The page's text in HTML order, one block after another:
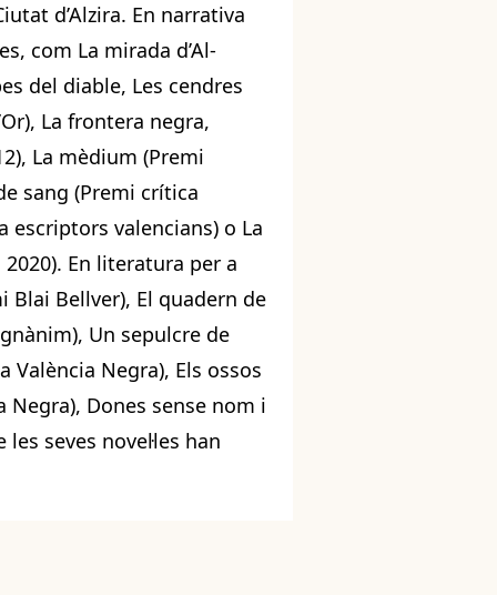
d’Alzira. En narrativa
com La mirada d’Al-
del diable, Les cendres
La frontera negra,
La mèdium (Premi
sang (Premi crítica
escriptors valencians) o La
En literatura per a
Blai Bellver), El quadern de
Un sepulcre de
València Negra), Els ossos
Negra), Dones sense nom i
seves novel·les han